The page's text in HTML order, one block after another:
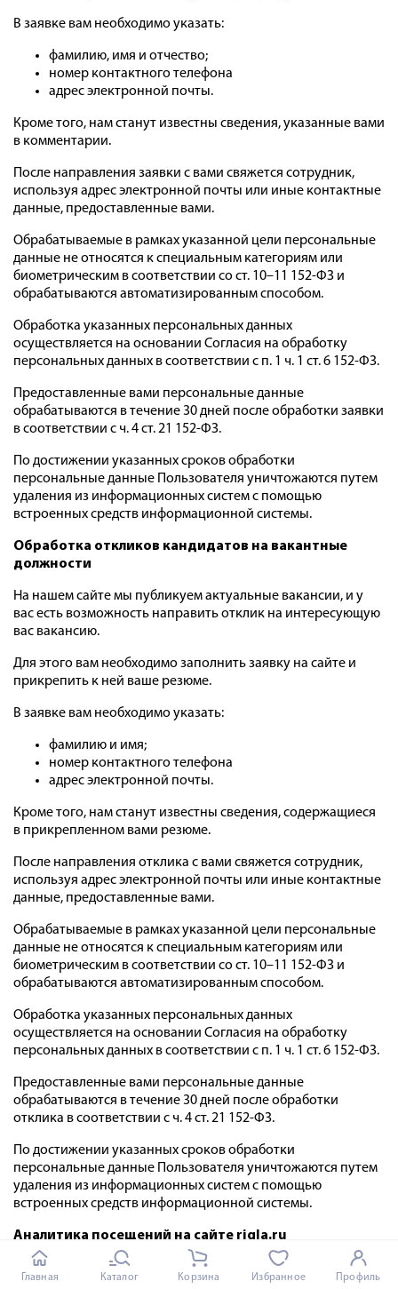
В заявке вам необходимо указать:
фамилию, имя и отчество;
номер контактного телефона
адрес электронной почты.
Кроме того, нам станут известны сведения, указанные вами
в комментарии.
После направления заявки с вами свяжется сотрудник,
используя адрес электронной почты или иные контактные
данные, предоставленные вами.
Обрабатываемые в рамках указанной цели персональные
данные не относятся к специальным категориям или
биометрическим в соответствии со ст. 10–11 152-ФЗ и
обрабатываются автоматизированным способом.
Обработка указанных персональных данных
осуществляется на основании Согласия на обработку
персональных данных в соответствии с п. 1 ч. 1 ст. 6 152-ФЗ.
Предоставленные вами персональные данные
обрабатываются в течение 30 дней после обработки заявки
в соответствии с ч. 4 ст. 21 152-ФЗ.
По достижении указанных сроков обработки
персональные данные Пользователя уничтожаются путем
удаления из информационных систем с помощью
встроенных средств информационной системы.
Обработка откликов кандидатов на вакантные
должности
На нашем сайте мы публикуем актуальные вакансии, и у
вас есть возможность направить отклик на интересующую
вас вакансию.
Для этого вам необходимо заполнить заявку на сайте и
прикрепить к ней ваше резюме.
В заявке вам необходимо указать:
фамилию и имя;
номер контактного телефона
адрес электронной почты.
Кроме того, нам станут известны сведения, содержащиеся
в прикрепленном вами резюме.
После направления отклика с вами свяжется сотрудник,
используя адрес электронной почты или иные контактные
данные, предоставленные вами.
Обрабатываемые в рамках указанной цели персональные
данные не относятся к специальным категориям или
биометрическим в соответствии со ст. 10–11 152-ФЗ и
обрабатываются автоматизированным способом.
Обработка указанных персональных данных
осуществляется на основании Согласия на обработку
персональных данных в соответствии с п. 1 ч. 1 ст. 6 152-ФЗ.
Предоставленные вами персональные данные
обрабатываются в течение 30 дней после обработки
отклика в соответствии с ч. 4 ст. 21 152-ФЗ.
По достижении указанных сроков обработки
персональные данные Пользователя уничтожаются путем
удаления из информационных систем с помощью
встроенных средств информационной системы.
Аналитика посещений на сайте rigla.ru
Что такое c ookie-файлы?
Файлы cookie – это небольшие
файлы, обычно состоящие из букв и цифр, загружаемые на
Главная Каталог Корзина Избранное Профиль